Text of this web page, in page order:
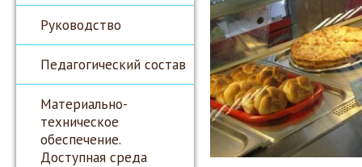
Руководство
Педагогический состав
Материально-
техническое
обеспечение.
Доступная среда